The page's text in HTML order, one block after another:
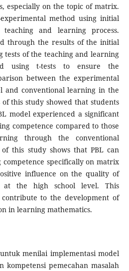
especially on the topic of matrix.
method using initial
and learning process.
through the results of the initial
tests of the teaching and learning
using t-tests to ensure the
between the experimental
and conventional learning in the
this study showed that students
model experienced a significant
competence compared to those
through the conventional
of this study shows that PBL can
specifically on matrix
influence on the quality of
at the high school level. This
to the development of
in learning mathematics.
menilai implementasi model
kompetensi pemecahan masalah